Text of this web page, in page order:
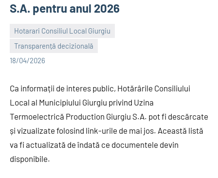
S.A. pentru anul 2026
Hotarari Consiliul Local Giurgiu
Transparență decizională
18/04/2026
Alexandru
Ca informații de interes public, Hotărârile Consiliului
Local al Municipiului Giurgiu privind Uzina
Termoelectrică Production Giurgiu S.A. pot fi descărcate
și vizualizate folosind link-urile de mai jos. Această listă
va fi actualizată de îndată ce documentele devin
disponibile.